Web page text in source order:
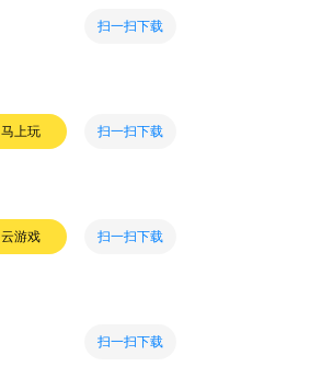
扫一扫下载
马上玩 扫一扫下载
云游戏 扫一扫下载
扫一扫下载